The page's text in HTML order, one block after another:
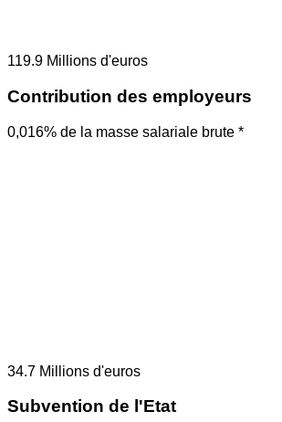
119.9 Millions d'euros
Contribution des employeurs
0,016% de la masse salariale brute *
34.7 Millions d'euros
Subvention de l'Etat